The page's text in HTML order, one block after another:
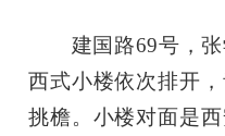
建国路69号，张
西式小楼依次排开
挑檐。小楼对面是